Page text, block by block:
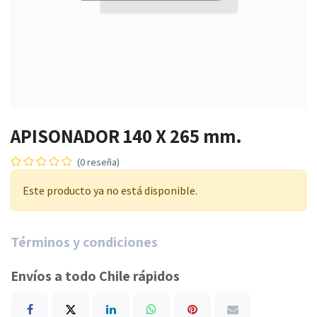
APISONADOR 140 X 265 mm.
(0 reseña)
Este producto ya no está disponible.
Términos y condiciones
Envíos a todo Chile rápidos